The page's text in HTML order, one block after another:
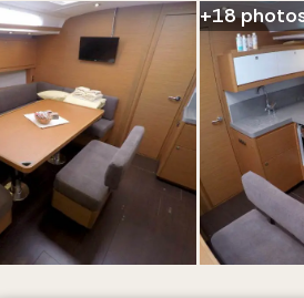
+18